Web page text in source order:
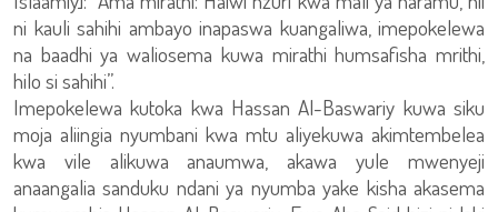
ni kauli sahihi ambayo inapaswa kuangaliwa, imepokelewa
na baadhi ya waliosema kuwa mirathi humsafisha mrithi,
hilo si sahihi”.
Imepokelewa kutoka kwa Hassan Al-Baswariy kuwa siku
moja aliingia nyumbani kwa mtu aliyekuwa akimtembelea
kwa vile alikuwa anaumwa, akawa yule mwenyeji
anaangalia sanduku ndani ya nyumba yake kisha akasema